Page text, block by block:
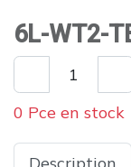
6L-WT2-
0 Pce en stock